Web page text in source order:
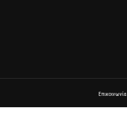
Επικοινωνία